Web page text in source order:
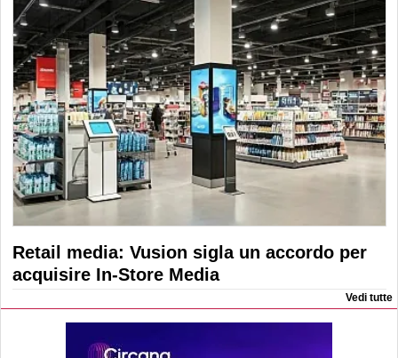
Retail media: Vusion sigla un accordo per
acquisire In-Store Media
Vedi tutte